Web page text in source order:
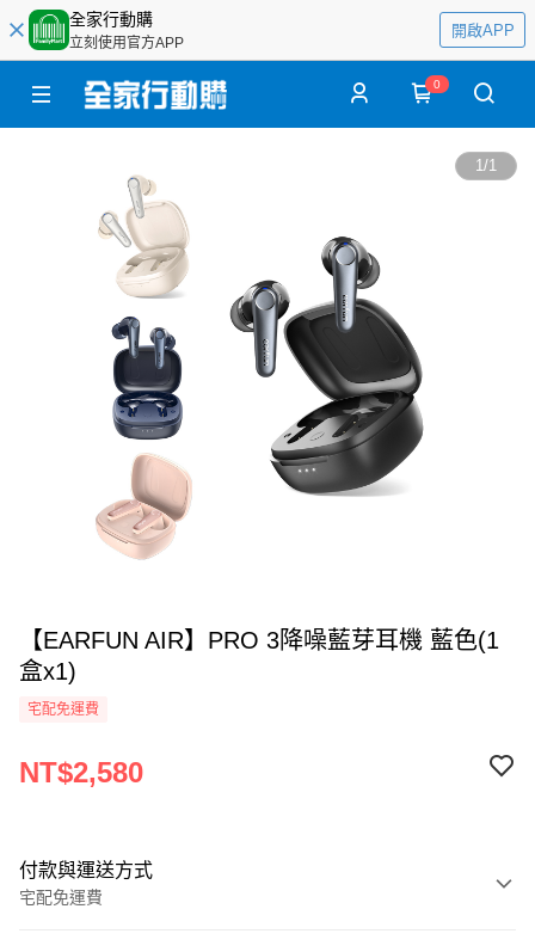
全家行動購
立刻使用官方APP
開啟APP
0
1/1
【EARFUN AIR】PRO 3降噪藍芽耳機 藍色(1
盒x1)
宅配免運費
NT$2,580
付款與運送方式
宅配免運費